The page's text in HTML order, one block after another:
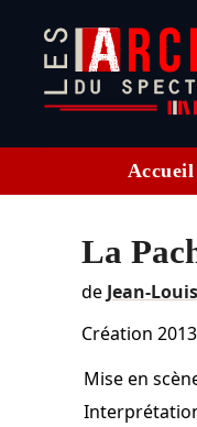
Accueil
La
de Jean-
Création 2013
Mise en